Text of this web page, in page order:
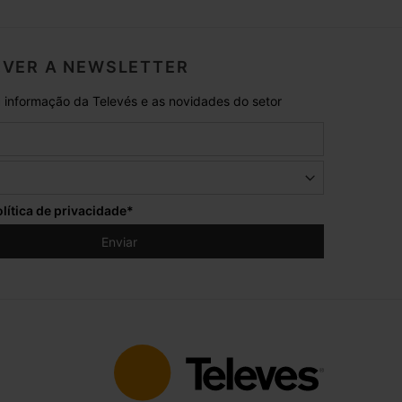
A NEWSLETTER
informação da Televés e as novidades do setor
de privacidade*